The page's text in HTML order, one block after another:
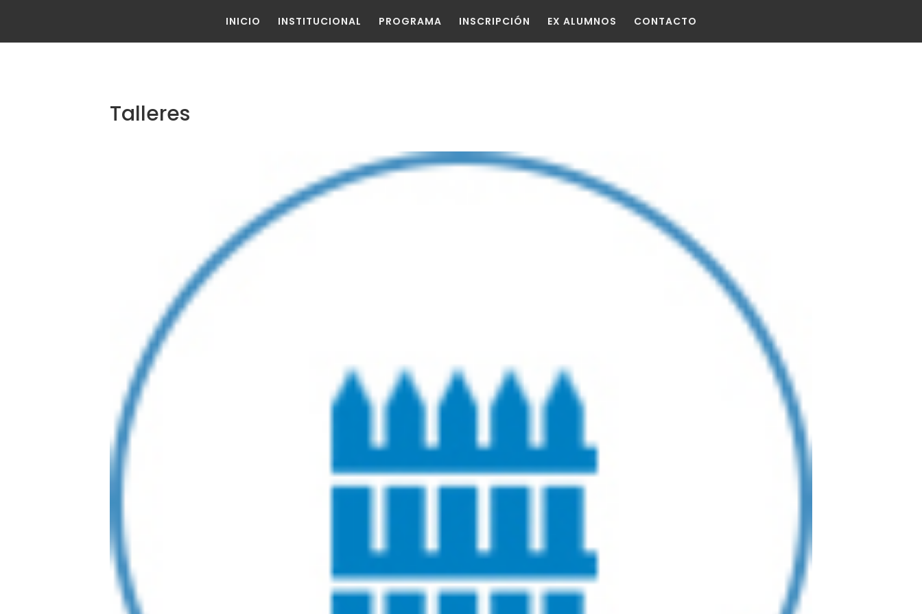
INICIO INSTITUCIONAL PROGRAMA INSCRIPCIÓN EX ALUMNOS CONTACTO
Talleres